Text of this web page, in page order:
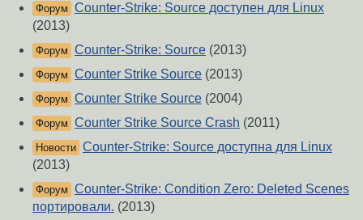
Форум Counter-Strike: Source доступен для Linux
(2013)
Форум Counter-Strike: Source (2013)
Форум Counter Strike Source (2013)
Форум Counter Strike Source (2004)
Форум Counter Strike Source Crash (2011)
Новости Counter-Strike: Source доступна для Linux
(2013)
Форум Counter-Strike: Condition Zero: Deleted Scenes
портировали. (2013)